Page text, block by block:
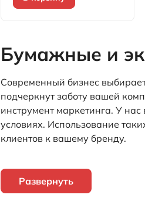
Бумажные и
Современный бизнес
подчеркнут заботу вашей
инструмент маркетинга. У
условиях. Использование
клиентов к вашему бренду.
Развернуть